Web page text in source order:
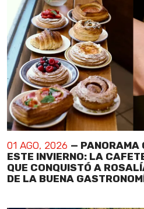
01 AGO, 2026 — PANORAMA
ESTE INVIERNO: LA
QUE CONQUISTÓ A
DE LA BUENA